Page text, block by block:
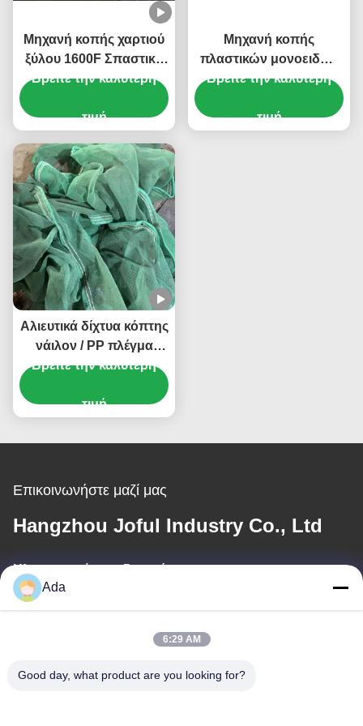
Τυποποιητής
Μηχανή κοπής χαρτιού
ξύλου 1600F Σπαστικό
χαρτιού με
και προσαρμοσμένο
Βρείτε την καλύτερη
τιμή
Μηχανή κοπής
πλαστικών μονοειδών
PP PE Εύκολη
τροφοδοσία Μονοειδών
PET Σπαστικές μηχανές
Βρείτε την καλύτερη
τιμή
Αλιευτικά δίχτυα κόπτης
νάιλον / PP πλέγμα
συντρίμμιο
πλέγμα grinder
Βρείτε την καλύτερη
τιμή
Επικοινωνήστε μαζί μας
Hangzhou Joful Industry Co., Ltd
Ηλεκτρονικό ταχυδρομείο
Ada
6:29 AM
Good day, what product are you looking for?